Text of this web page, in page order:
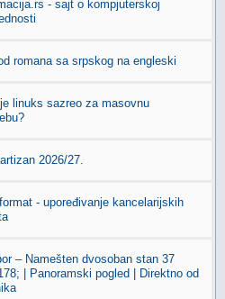
- sajt o kompjuterskoj
romana sa srpskog na engleski
linuks sazreo za masovnu
2026/27.
- upoređivanje kancelarijskih
– Namešten dvosoban stan 37
| Panoramski pogled | Direktno od